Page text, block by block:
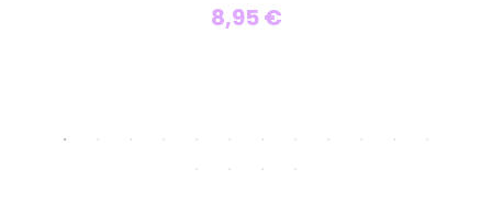
Personnaliser
8,95 €